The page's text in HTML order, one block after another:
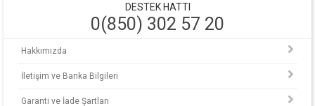
DESTEK HATTI
0(850) 302 57 20
Hakkımızda
İletişim ve Banka Bilgileri
Garanti ve İade Şartları